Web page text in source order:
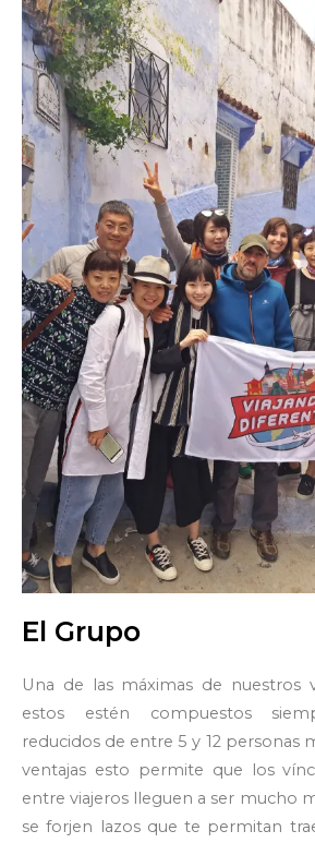
El Grupo
Una de las máximas de nuestros
estos estén compuestos
reducidos de entre 5 y 12 personas
ventajas esto permite que los
entre viajeros lleguen a ser mucho
se forjen lazos que te permitan